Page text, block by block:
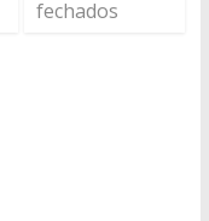
fechados